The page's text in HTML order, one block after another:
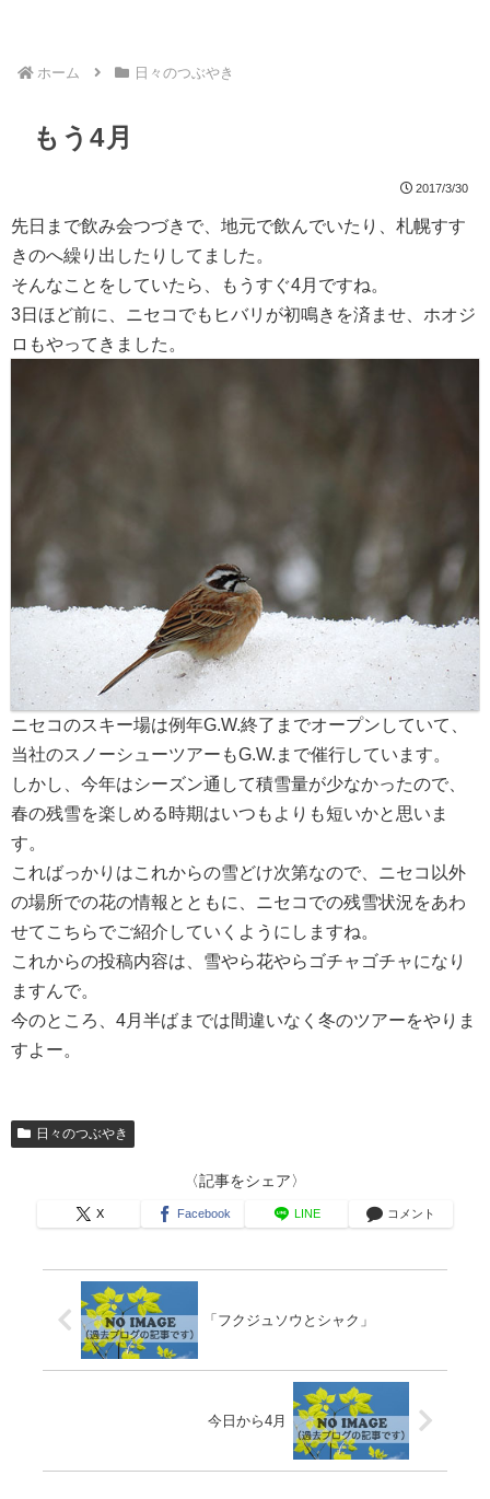
ホーム 日々のつぶやき
もう4月
2017/3/30
先日まで飲み会つづきで、地元で飲んでいたり、札幌すす
きのへ繰り出したりしてました。
そんなことをしていたら、もうすぐ4月ですね。
3日ほど前に、ニセコでもヒバリが初鳴きを済ませ、ホオジ
ロもやってきました。
ニセコのスキー場は例年G.W.終了までオープンしていて、
当社のスノーシューツアーもG.W.まで催行しています。
しかし、今年はシーズン通して積雪量が少なかったので、
春の残雪を楽しめる時期はいつもよりも短いかと思いま
す。
こればっかりはこれからの雪どけ次第なので、ニセコ以外
の場所での花の情報とともに、ニセコでの残雪状況をあわ
せてこちらでご紹介していくようにしますね。
これからの投稿内容は、雪やら花やらゴチャゴチャになり
ますんで。
今のところ、4月半ばまでは間違いなく冬のツアーをやりま
すよー。
日々のつぶやき
〈記事をシェア〉
X Facebook LINE コメント
「フクジュソウとシャク」
今日から4月